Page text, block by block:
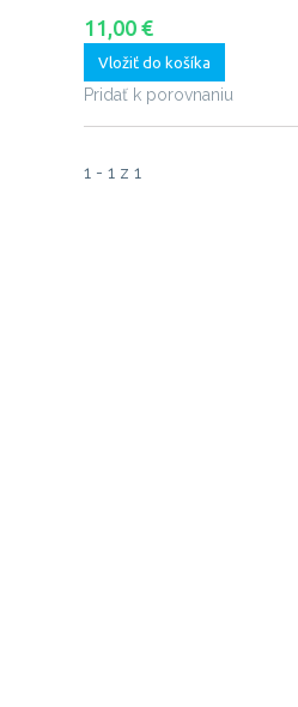
11,00 €
Vložiť do košíka
Pridať k porovnaniu
1 - 1 z 1